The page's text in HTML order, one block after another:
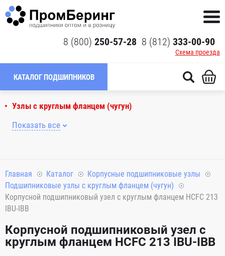
8 (800) 250-57-28 8 (812) 333-00-90
Схема проезда
КАТАЛОГ ПОДШИПНИКОВ
Узлы с круглым фланцем (чугун)
Показать все
Главная Каталог
Корпусные подшипниковые узлы
Подшипниковые узлы с круглым фланцем (чугун)
Корпусной подшипниковый узел с круглым фланцем HCFC 213
IBU-IBB
Корпусной подшипниковый узел с
круглым фланцем HCFC 213 IBU-IBB